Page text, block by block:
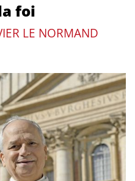
foi
LE NORMAND